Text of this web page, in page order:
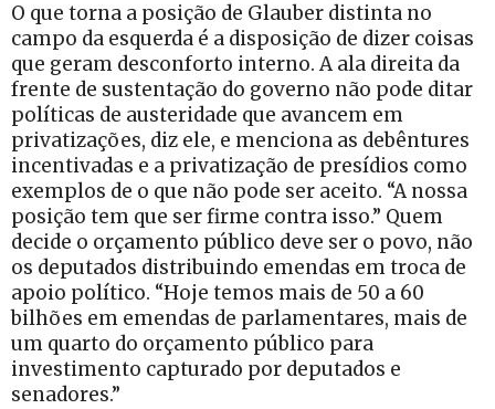
O que torna a posição de Glauber distinta no
campo da esquerda é a disposição de dizer coisas
que geram desconforto interno. A ala direita da
frente de sustentação do governo não pode ditar
políticas de austeridade que avancem em
privatizações, diz ele, e menciona as debêntures
incentivadas e a privatização de presídios como
exemplos de o que não pode ser aceito. “A nossa
posição tem que ser firme contra isso.” Quem
decide o orçamento público deve ser o povo, não
os deputados distribuindo emendas em troca de
apoio político. “Hoje temos mais de 50 a 60
bilhões em emendas de parlamentares, mais de
um quarto do orçamento público para
investimento capturado por deputados e
senadores.”